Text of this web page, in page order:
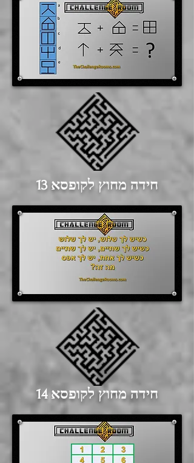
חידה מחוץ לקופסא 13
חידה מחוץ לקופסא 14